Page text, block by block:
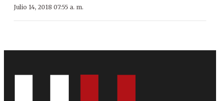
Julio 14, 2018 07:55 a. m.